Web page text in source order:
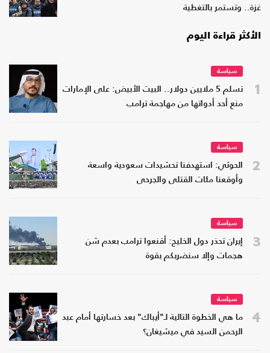
غزة.. وتستمر بالتغطية
الأكثر قراءة اليوم
1
سياسة
تسلم 5 ملايين دولار.. البيت الأبيض: على الإمارات
منع أحد أدواتها من مهاجمة ترامب
2
سياسة
الحوثي: استهدفنا تحشيدات سعودية واسعة
وأوقعنا مئات القتلى والجرحى
3
سياسة
إيران تحذر دول الخليج: أقنعوا ترامب بعدم شن
هجمات وإلا سنضربكم بقوة
4
سياسة
ما هي الخطوة التالية لـ"أيباك" بعد خسارتها أمام عبد
الرحمن السيد في ميشيغان؟